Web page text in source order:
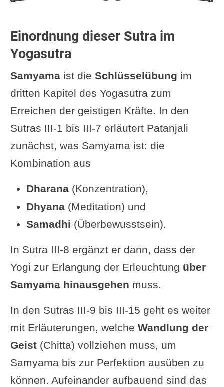
... Sternen-Gang-Erkenntnis“
Hariharananda Aranya: „...Bewegung
der Sterne ist bekannt.“
I. K. Taimni: „(Indem man Samyama)
auf dem Polarstern ausübt, kennt
man ...“
Vyasa Houston: „... Wissen um ihre
Bewegung.“
Barbara Miller: „Durchvollkommene
Disziplin auf den Polarstern
man Wissen ...“
Samyama auf den Polarstern kommt
Wissen über die Bewegungen der
Sterne.“
Swami Prabhavananda: „Durch
Samyama auf den Polestar erlangt
man Wissen über die Bewegungen
der Sterne.“
Swami Vivekananda: „Auf den
Einordnung dieser Sutra im
Yogasutra
Samyama ist die Schlüsselübung im
dritten Kapitel des Yogasutra zum
Erreichen der geistigen Kräfte. In den
Sutras III-1 bis III-7 erläutert Patanjali
zunächst, was Samyama ist: die
Kombination aus
Dharana (Konzentration),
Dhyana (Meditation) und
Samadhi (Überbewusstsein).
In Sutra III-8 ergänzt er dann, dass der
Yogi zur Erlangung der Erleuchtung über
Samyama hinausgehen muss.
In den Sutras III-9 bis III-15 geht es weiter
mit Erläuterungen, welche Wandlung der
Geist(Chitta) vollziehen muss, um
Samyama bis zur Perfektion ausüben zu
können. Aufeinander aufbauend sind das